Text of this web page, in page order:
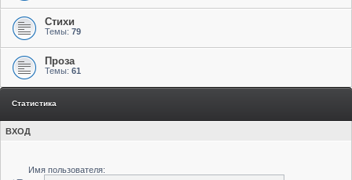
Стихи
Темы: 79
Проза
Темы: 61
Статистика
ВХОД
Имя пользователя: